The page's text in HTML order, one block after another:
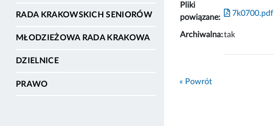
RADA KRAKOWSKICH SENIORÓW
MŁODZIEŻOWA RADA KRAKOWA
DZIELNICE
PRAWO
Pliki
powiązane:
7k0700.pdf
Archiwalna:tak
« Powrót